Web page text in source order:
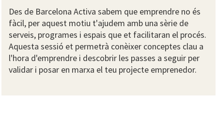
Des de Barcelona Activa sabem que emprendre no és
fàcil, per aquest motiu t'ajudem amb una sèrie de
serveis, programes i espais que et facilitaran el procés.
Aquesta sessió et permetrà conèixer conceptes clau a
l'hora d'emprendre i descobrir les passes a seguir per
validar i posar en marxa el teu projecte emprenedor.